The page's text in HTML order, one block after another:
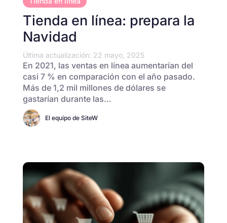
Tienda en línea: prepara la
Navidad
Última actualización: 22 mayo, 2025
En 2021, las ventas en línea aumentarían del
casi 7 % en comparación con el año pasado.
Más de 1,2 mil millones de dólares se
gastarían durante las…
El equipo de SiteW